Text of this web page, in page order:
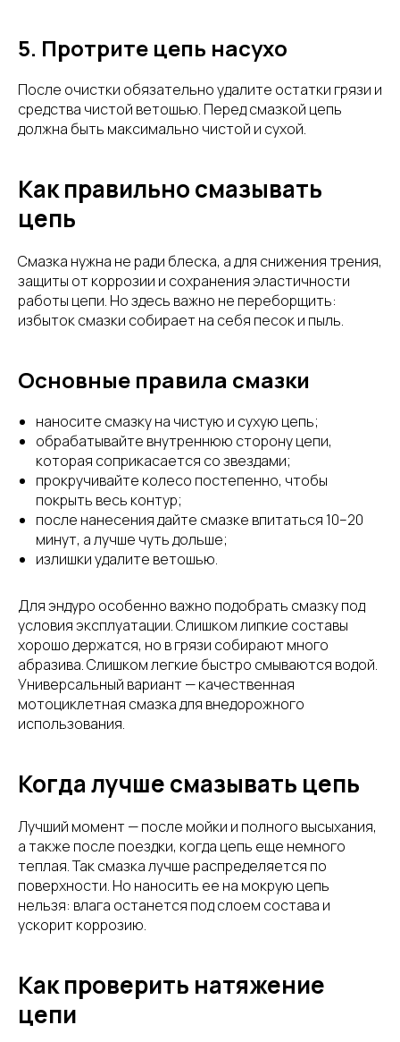
5. Протрите цепь насухо
После очистки обязательно удалите остатки грязи и
средства чистой ветошью. Перед смазкой цепь
должна быть максимально чистой и сухой.
Как правильно смазывать
цепь
Смазка нужна не ради блеска, а для снижения трения,
защиты от коррозии и сохранения эластичности
работы цепи. Но здесь важно не переборщить:
избыток смазки собирает на себя песок и пыль.
Основные правила смазки
наносите смазку на чистую и сухую цепь;
обрабатывайте внутреннюю сторону цепи,
которая соприкасается со звездами;
прокручивайте колесо постепенно, чтобы
покрыть весь контур;
после нанесения дайте смазке впитаться 10–20
минут, а лучше чуть дольше;
излишки удалите ветошью.
Для эндуро особенно важно подобрать смазку под
условия эксплуатации. Слишком липкие составы
хорошо держатся, но в грязи собирают много
абразива. Слишком легкие быстро смываются водой.
Универсальный вариант — качественная
мотоциклетная смазка для внедорожного
использования.
Когда лучше смазывать цепь
Лучший момент — после мойки и полного высыхания,
а также после поездки, когда цепь еще немного
теплая. Так смазка лучше распределяется по
поверхности. Но наносить ее на мокрую цепь
нельзя: влага останется под слоем состава и
ускорит коррозию.
Как проверить натяжение
цепи